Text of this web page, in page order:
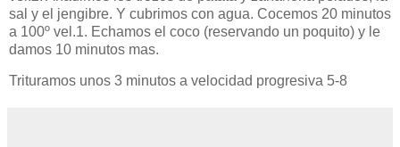
sal y el jengibre. Y cubrimos con agua. Cocemos 20 minutos
a 100º vel.1. Echamos el coco (reservando un poquito) y le
damos 10 minutos mas.
Trituramos unos 3 minutos a velocidad progresiva 5-8